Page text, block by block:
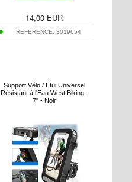
14,00 EUR
RÉFÉRENCE:3019654
Support Vélo / Étui Universel
Résistant à l'Eau West Biking -
7" - Noir